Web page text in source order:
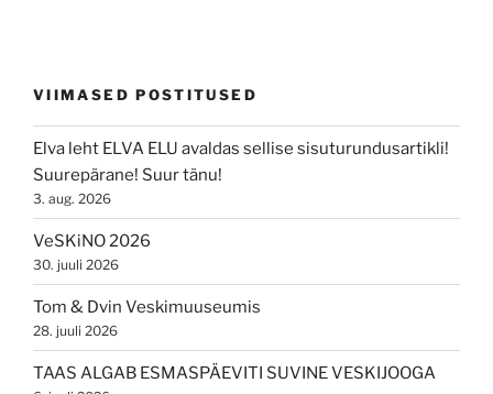
VIIMASED POSTITUSED
Elva leht ELVA ELU avaldas sellise sisuturundusartikli!
Suurepärane! Suur tänu!
3. aug. 2026
VeSKiNO 2026
30. juuli 2026
Tom & Dvin Veskimuuseumis
28. juuli 2026
TAAS ALGAB ESMASPÄEVITI SUVINE VESKIJOOGA